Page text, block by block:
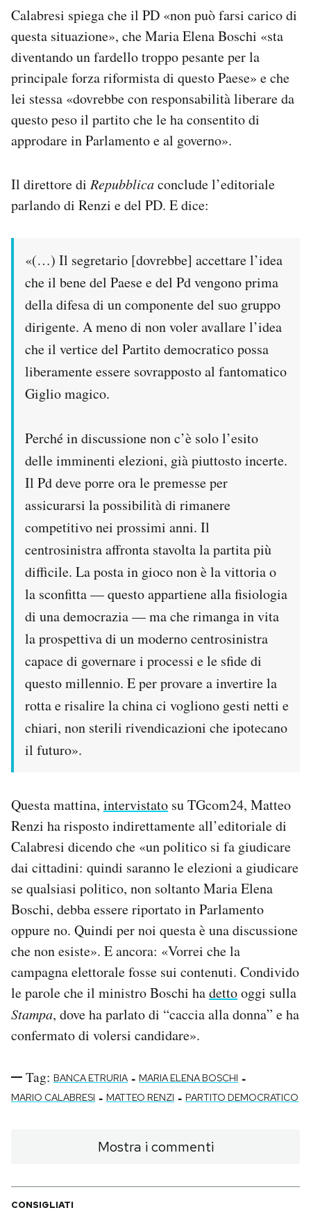
Calabresi spiega che il PD «non può farsi carico di
questa situazione», che Maria Elena Boschi «sta
diventando un fardello troppo pesante per la
principale forza riformista di questo Paese» e che
lei stessa «dovrebbe con responsabilità liberare da
questo peso il partito che le ha consentito di
approdare in Parlamento e al governo».
Il direttore di Repubblicaconclude l’editoriale
parlando di Renzi e del PD. E dice:
«(…) Il segretario [dovrebbe] accettare l’idea
che il bene del Paese e del Pd vengono prima
della difesa di un componente del suo gruppo
dirigente. A meno di non voler avallare l’idea
che il vertice del Partito democratico possa
liberamente essere sovrapposto al fantomatico
Giglio magico.
Perché in discussione non c’è solo l’esito
delle imminenti elezioni, già piuttosto incerte.
Il Pd deve porre ora le premesse per
assicurarsi la possibilità di rimanere
competitivo nei prossimi anni. Il
centrosinistra affronta stavolta la partita più
difficile. La posta in gioco non è la vittoria o
la sconfitta — questo appartiene alla fisiologia
di una democrazia — ma che rimanga in vita
la prospettiva di un moderno centrosinistra
capace di governare i processi e le sfide di
questo millennio. E per provare a invertire la
rotta e risalire la china ci vogliono gesti netti e
chiari, non sterili rivendicazioni che ipotecano
il futuro».
Questa mattina, intervistato su TGcom24, Matteo
Renzi ha risposto indirettamente all’editoriale di
Calabresi dicendo che «un politico si fa giudicare
dai cittadini: quindi saranno le elezioni a giudicare
se qualsiasi politico, non soltanto Maria Elena
Boschi, debba essere riportato in Parlamento
oppure no. Quindi per noi questa è una discussione
che non esiste». E ancora: «Vorrei che la
campagna elettorale fosse sui contenuti. Condivido
le parole che il ministro Boschi hadettooggi sulla
Stampa, dove ha parlato di “caccia alla donna” e ha
confermato di volersi candidare».
Tag: BANCA ETRURIA - MARIA ELENA BOSCHI -
MARIO CALABRESI - MATTEO RENZI - PARTITO DEMOCRATICO
Mostra i commenti
CONSIGLIATI